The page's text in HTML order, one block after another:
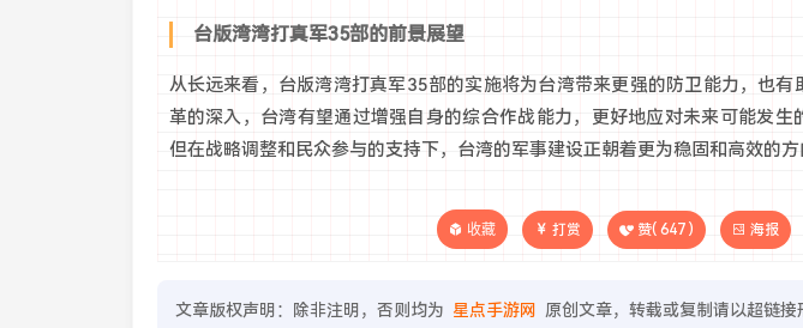
台版湾湾打真军35部的前景展望
从长远来看，台版湾湾打真军35部的实施将为台湾带来更强的防卫能力，也
革的深入，台湾有望通过增强自身的综合作战能力，更好地应对未来可能发生
但在战略调整和民众参与的支持下，台湾的军事建设正朝着更为稳固和高效的方
收藏 打赏 赞( 647 ) 海报
文章版权声明：除非注明，否则均为 星点手游网 原创文章，转载或复制请以超链接